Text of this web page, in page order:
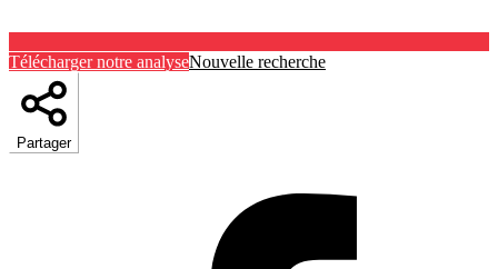
Télécharger notre analyseNouvelle recherche
Partager